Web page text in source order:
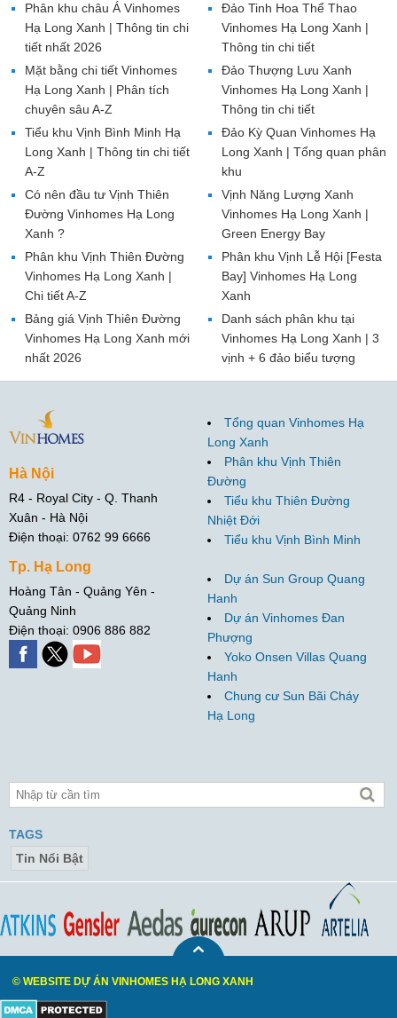
Đảo Tinh Hoa Thể Thao
Vinhomes Hạ Long Xanh |
Thông tin chi tiết
Đảo Thượng Lưu Xanh
Vinhomes Hạ Long Xanh |
Thông tin chi tiết
Đảo Kỳ Quan Vinhomes Hạ
Long Xanh | Tổng quan phân
khu
Vịnh Năng Lượng Xanh
Vinhomes Hạ Long Xanh |
Green Energy Bay
Phân khu Vịnh Lễ Hội [Festa
Bay] Vinhomes Hạ Long
Xanh
Danh sách phân khu tại
Vinhomes Hạ Long Xanh | 3
vịnh + 6 đảo biểu tượng
Phân khu châu Á Vinhomes
Hạ Long Xanh | Thông tin chi
tiết nhất 2026
Mặt bằng chi tiết Vinhomes
Hạ Long Xanh | Phân tích
chuyên sâu A-Z
Tiểu khu Vịnh Bình Minh Hạ
Long Xanh | Thông tin chi tiết
A-Z
Có nên đầu tư Vịnh Thiên
Đường Vinhomes Hạ Long
Xanh ?
Phân khu Vịnh Thiên Đường
Vinhomes Hạ Long Xanh |
Chi tiết A-Z
Bảng giá Vịnh Thiên Đường
Vinhomes Hạ Long Xanh mới
nhất 2026
Hà Nội
R4 - Royal City - Q. Thanh
Xuân - Hà Nội
Điện thoại: 0762 99 6666
Tp. Hạ Long
Hoàng Tân - Quảng Yên -
Quảng Ninh
Điện thoại: 0906 886 882
Tổng quan Vinhomes Hạ
Long Xanh
Phân khu Vịnh Thiên
Đường
Tiểu khu Thiên Đường
Nhiệt Đới
Tiểu khu Vịnh Bình Minh
Dự án Sun Group Quang
Hanh
Dự án Vinhomes Đan
Phượng
Yoko Onsen Villas Quang
Hanh
Chung cư Sun Bãi Cháy
Hạ Long
TAGS
Tin Nổi Bật
© WEBSITE DỰ ÁN VINHOMES HẠ LONG XANH